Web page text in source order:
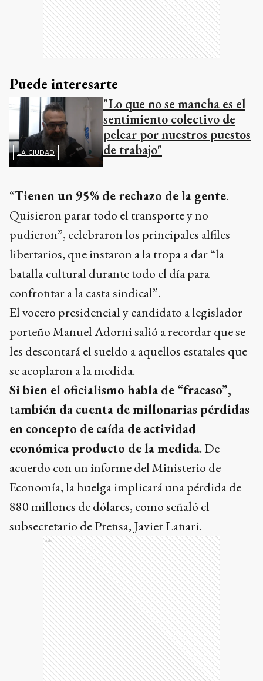
Puede interesarte
LA CIUDAD
"Lo que no se mancha es el
sentimiento colectivo de
pelear por nuestros puestos
de trabajo"
“Tienen un 95% de rechazo de la gente.
Quisieron parar todo el transporte y no
pudieron”, celebraron los principales alfiles
libertarios, que instaron a la tropa a dar “la
batalla cultural durante todo el día para
confrontar a la casta sindical”.
El vocero presidencial y candidato a legislador
porteño Manuel Adorni salió a recordar que se
les descontará el sueldo a aquellos estatales que
se acoplaron a la medida.
Si bien el oficialismo habla de “fracaso”,
también da cuenta de millonarias pérdidas
en concepto de caída de actividad
económica producto de la medida. De
acuerdo con un informe del Ministerio de
Economía, la huelga implicará una pérdida de
880 millones de dólares, como señaló el
subsecretario de Prensa, Javier Lanari.
Ads